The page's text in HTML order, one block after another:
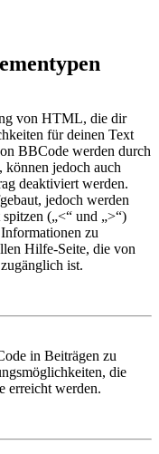
von HTML, die dir
für deinen Text
BBCode werden durch
jedoch auch
deaktiviert werden.
jedoch werden
(„<“ und „>“)
zu
Hilfe-Seite, die von
ist.
in Beiträgen zu
die
erreicht werden.